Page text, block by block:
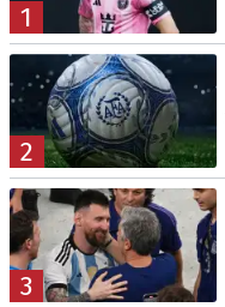
1
2
3